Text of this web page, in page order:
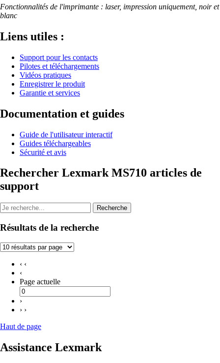
Fonctionnalités de l'imprimante : laser, impression uniquement, noir et
blanc
Liens utiles :
Support pour les contacts
Pilotes et téléchargements
Vidéos pratiques
Enregistrer le produit
Garantie et services
Documentation et guides
Guide de l'utilisateur interactif
Guides téléchargeables
Sécurité et avis
Rechercher Lexmark MS710 articles de
support
Recherche
Résultats de la recherche
‹ ‹
‹
Page actuelle
›
› ›
Haut de page
Assistance Lexmark